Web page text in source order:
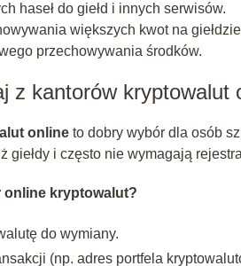
haseł do giełd i innych serwisów.
większych kwot na
przechowywania środków.
z kantorów kryptowalut
online to dobry wybór dla osób
giełdy i często nie wymagają
online kryptowalut?
do wymiany.
(np. adres portfela